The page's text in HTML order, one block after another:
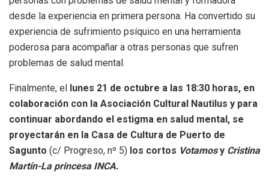
desde la experiencia en primera persona. Ha convertido su
experiencia de sufrimiento psíquico en una herramienta
poderosa para acompañar a otras personas que sufren
problemas de salud mental.
Finalmente, el
lunes 21 de octubre a las 18:30 horas, en
colaboración con la Asociación Cultural Nautilus y para
continuar abordando el estigma en salud mental, se
proyectarán en la Casa de Cultura de Puerto de
Sagunto (c/ Progreso, nº 5) los cortos Votamosy Cristina
Martín-La princesa INCA.